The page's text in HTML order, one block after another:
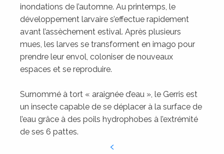
inondations de l’automne. Au printemps, le
développement larvaire s’effectue rapidement
avant l’assèchement estival. Après plusieurs
mues, les larves se transforment en imago pour
prendre leur envol, coloniser de nouveaux
espaces et se reproduire.
Surnommé à tort « araignée d’eau », le Gerris est
un insecte capable de se déplacer à la surface de
l’eau grâce à des poils hydrophobes à l’extrémité
de ses 6 pattes.